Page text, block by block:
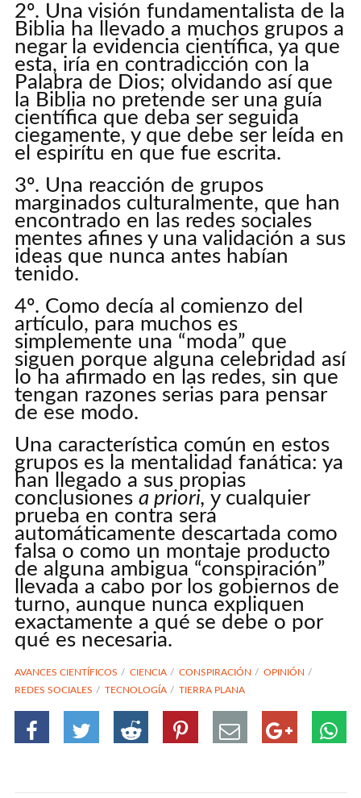
2º. Una visión fundamentalista de la
Biblia ha llevado a muchos grupos a
negar la evidencia científica, ya que
esta, iría en contradicción con la
Palabra de Dios; olvidando así que
la Biblia no pretende ser una guía
científica que deba ser seguida
ciegamente, y que debe ser leída en
el espirítu en que fue escrita.
3º. Una reacción de grupos
marginados culturalmente, que han
encontrado en las redes sociales
mentes afines y una validación a sus
ideas que nunca antes habían
tenido.
4º. Como decía al comienzo del
artículo, para muchos es
simplemente una “moda” que
siguen porque alguna celebridad así
lo ha afirmado en las redes, sin que
tengan razones serias para pensar
de ese modo.
Una característica común en estos
grupos es la mentalidad fanática: ya
han llegado a sus propias
conclusiones a priori, y cualquier
prueba en contra será
automáticamente descartada como
falsa o como un montaje producto
de alguna ambigua “conspiración”
llevada a cabo por los gobiernos de
turno, aunque nunca expliquen
exactamente a qué se debe o por
qué es necesaria.
AVANCES CIENTÍFICOS CIENCIA CONSPIRACIÓN
OPINIÓN
REDES SOCIALES
TECNOLOGÍA TIERRA PLANA